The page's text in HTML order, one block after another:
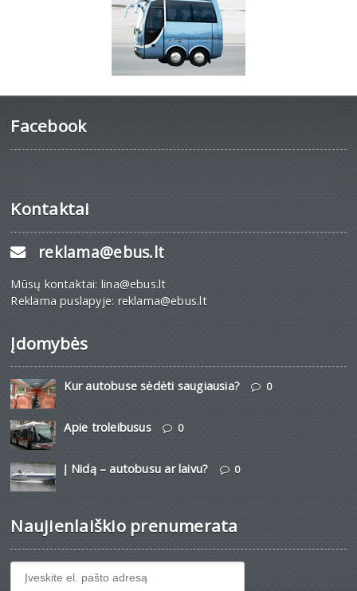
Facebook
Kontaktai
reklama@ebus.lt
Mūsų kontaktai: lina@ebus.lt
Reklama puslapyje: reklama@ebus.lt
Įdomybės
Kur autobuse sėdėti saugiausia? 0
Apie troleibusus 0
Į Nidą – autobusu ar laivu? 0
Naujienlaiškio prenumerata